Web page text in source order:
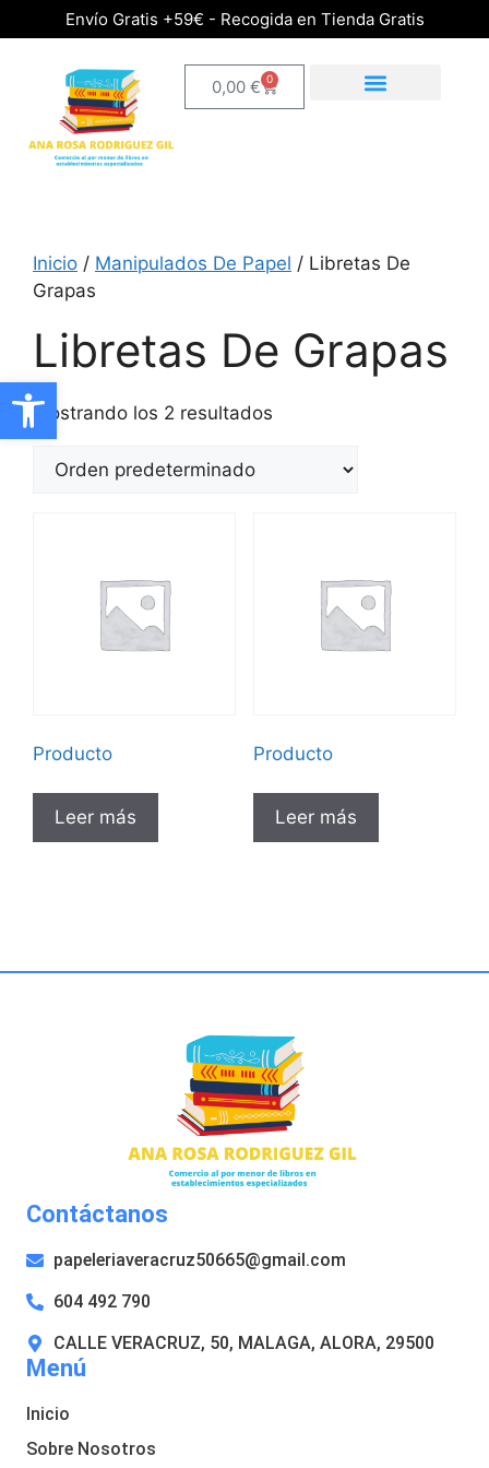
Abrir barra de herramientas
Envío Gratis +59€ - Recogida en Tienda Gratis
0,00 € 0
Inicio / Manipulados De Papel / Libretas De
Grapas
Libretas De Grapas
Mostrando los 2 resultados
Producto
Leer más
Producto
Leer más
Menú
Inicio
Sobre Nosotros
Contáctanos
papeleriaveracruz50665@gmail.com
604 492 790
CALLE VERACRUZ, 50, MALAGA, ALORA, 29500